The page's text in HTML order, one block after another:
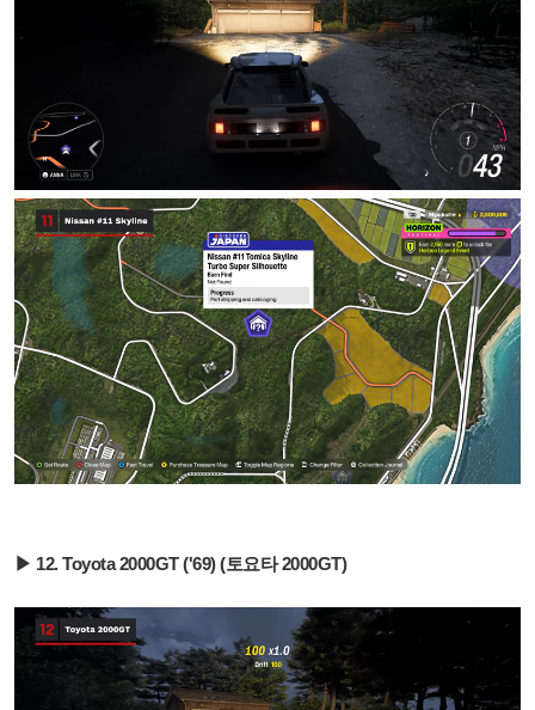
▶ 12. Toyota 2000GT ('69) (토요타 2000GT)